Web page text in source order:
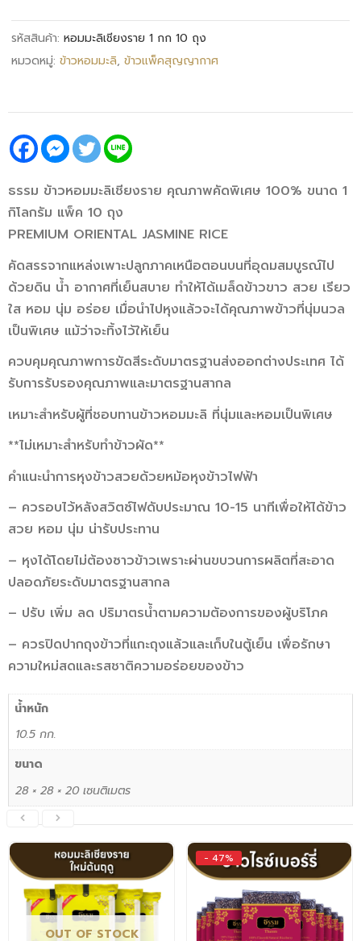
รหัสสินค้า:หอมมะลิเชียงราย 1 กก 10 ถุง
หมวดหมู่:ข้าวหอมมะลิ,ข้าวแพ็คสุญญากาศ
ธรรม ข้าวหอมมะลิเชียงราย คุณภาพคัดพิเศษ 100% ขนาด 1
กิโลกรัม แพ็ค 10 ถุง
PREMIUM ORIENTAL JASMINE RICE
คัดสรรจากแหล่งเพาะปลูกภาคเหนือตอนบนที่อุดมสมบูรณ์ไป
ด้วยดิน น้ำ อากาศที่เย็นสบาย ทำให้ได้เมล็ดข้าวขาว สวย เรียว
ใส หอม นุ่ม อร่อย เมื่อนำไปหุงแล้วจะได้คุณภาพข้าวที่นุ่มนวล
เป็นพิเศษ แม้ว่าจะทิ้งไว้ให้เย็น
ควบคุมคุณภาพการขัดสีระดับมาตรฐานส่งออกต่างประเทศ ได้
รับการรับรองคุณภาพและมาตรฐานสากล
เหมาะสำหรับผู้ที่ชอบทานข้าวหอมมะลิ ที่นุ่มและหอมเป็นพิเศษ
**ไม่เหมาะสำหรับทำข้าวผัด**
คำแนะนำการหุงข้าวสวยด้วยหม้อหุงข้าวไฟฟ้า
– ควรอบไว้หลังสวิตซ์ไฟดับประมาณ 10-15 นาทีเพื่อให้ได้ข้าว
สวย หอม นุ่ม น่ารับประทาน
– หุงได้โดยไม่ต้องซาวข้าวเพราะผ่านขบวนการผลิตที่สะอาด
ปลอดภัยระดับมาตรฐานสากล
– ปรับ เพิ่ม ลด ปริมาตรน้ำตามความต้องการของผู้บริโภค
– ควรปิดปากถุงข้าวที่แกะถุงแล้วและเก็บในตู้เย็น เพื่อรักษา
ความใหม่สดและรสชาติความอร่อยของข้าว
น้ำหนัก
10.5 กก.
ขนาด
28 × 28 × 20 เซนติเมตร
OUT OF STOCK
- 47%